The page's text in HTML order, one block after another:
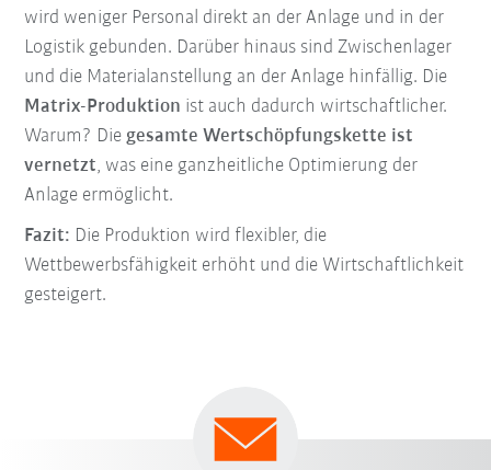
wird weniger Personal direkt an der Anlage und in der
Logistik gebunden. Darüber hinaus sind Zwischenlager
und die Materialanstellung an der Anlage hinfällig. Die
Matrix-Produktion ist auch dadurch wirtschaftlicher.
Warum? Diegesamte Wertschöpfungskette ist
vernetzt, was eine ganzheitliche Optimierung der
Anlage ermöglicht.
Fazit: Die Produktion wird flexibler, die
Wettbewerbsfähigkeit erhöht und die Wirtschaftlichkeit
gesteigert.